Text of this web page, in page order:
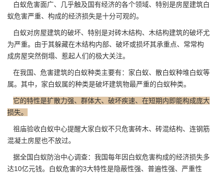
白蚁危害面广、几乎触及国有经济的各个领域、特别是房屋建筑白
蚁危害严重、构成的经济损失是十分可观的。
白蚁对房屋建筑的破坏、特别是对砖木结构、木结构建筑的破坏尤
为严重。由于其躲藏在木结构内部、破坏或损坏其承重点、常常构
成房屋突然倒塌、惹起人们的极大关注。
在我国、危害建筑的白蚁种类主要有：家白蚁、散白蚁种堆白蚁等
属。其中，家白蚁属的种类是破坏建筑物最严重的白蚁种类。
它的特性是扩散力强、群体大、破坏疾速、在短期内即能构成庞大
损失。
祖庙验收白蚁中心提醒大家白蚁不只危害砖木、砖混结构、连钢筋
混凝土房屋也不放过。
据全国白蚁防治中心调查：我国每年因白蚁危害构成的经济损失多
达10亿元钱。白蚁危害的3大特性是隐蔽性强、普遍性强、严重性